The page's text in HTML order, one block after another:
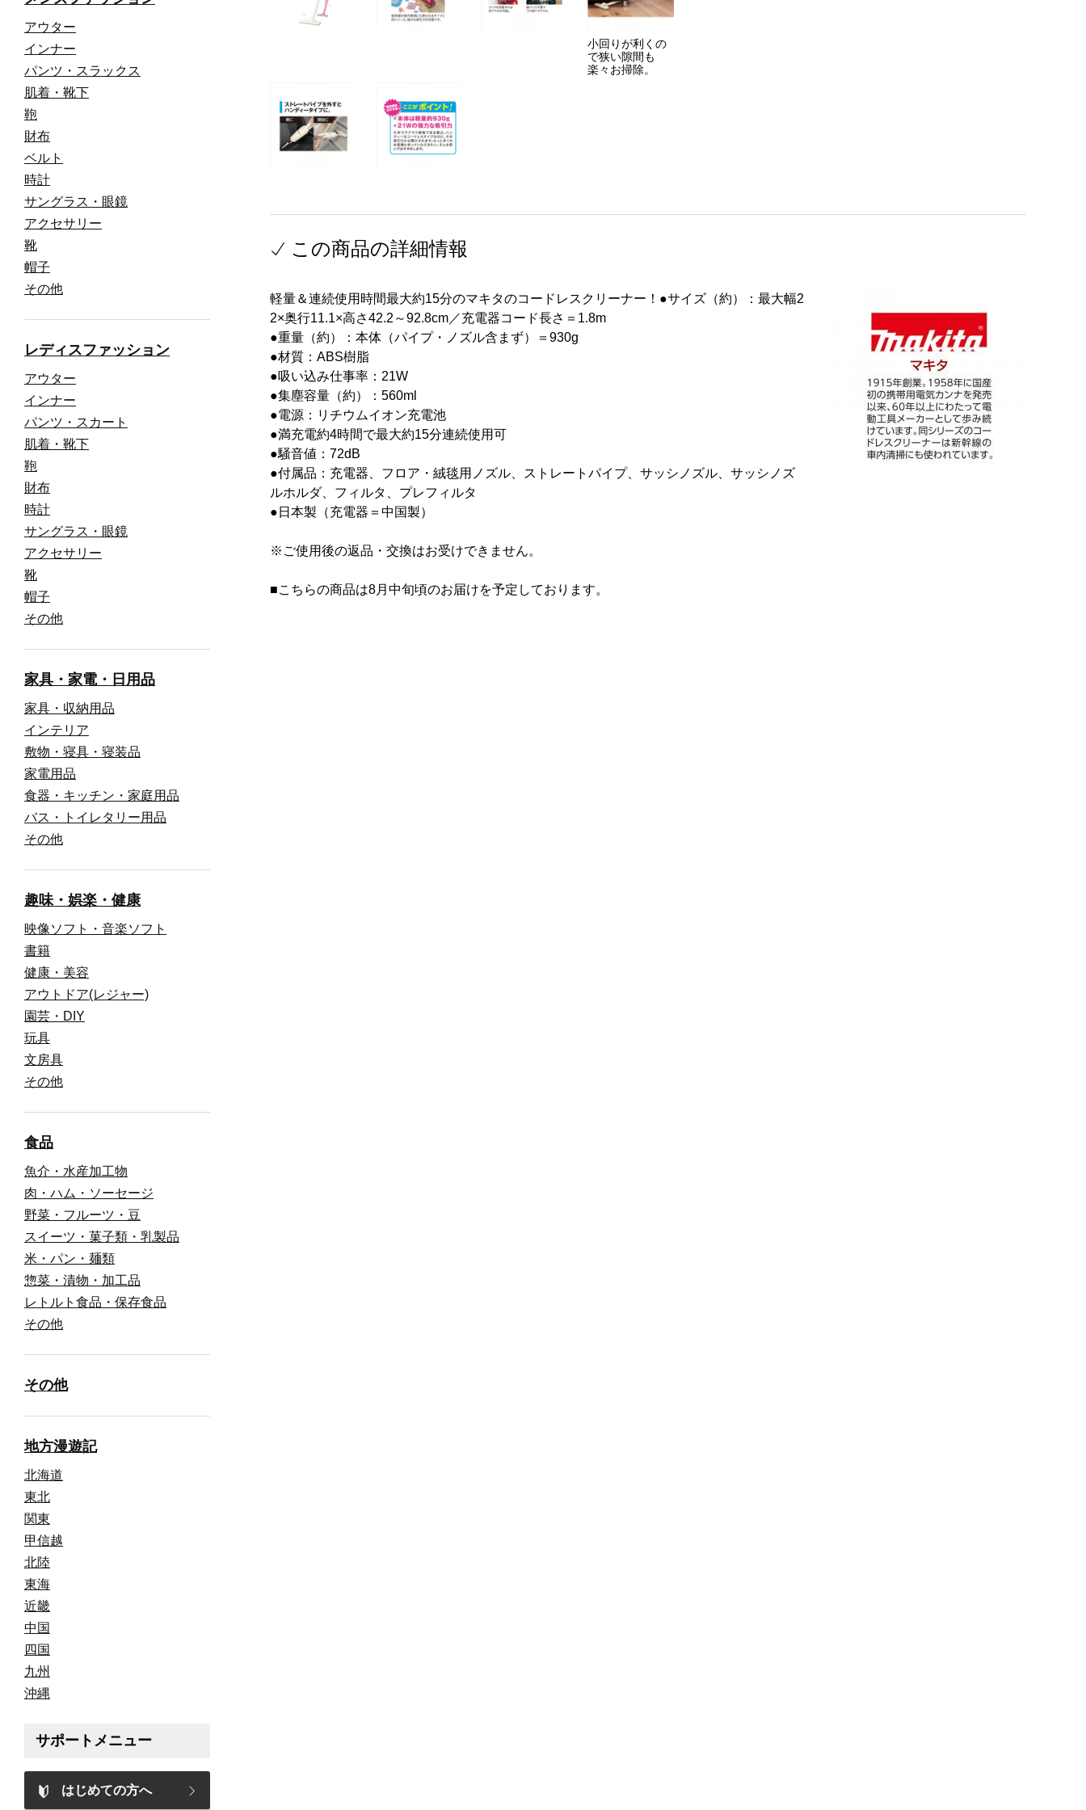
アウター
インナー
パンツ・スラックス
肌着・靴下
鞄
財布
ベルト
時計
サングラス・眼鏡
アクセサリー
靴
帽子
その他
レディスファッション
アウター
インナー
パンツ・スカート
肌着・靴下
鞄
財布
時計
サングラス・眼鏡
アクセサリー
靴
帽子
その他
家具・家電・日用品
家具・収納用品
インテリア
敷物・寝具・寝装品
家電用品
食器・キッチン・家庭用品
バス・トイレタリー用品
その他
趣味・娯楽・健康
映像ソフト・音楽ソフト
書籍
健康・美容
アウトドア(レジャー)
園芸・DIY
玩具
文房具
その他
食品
魚介・水産加工物
肉・ハム・ソーセージ
野菜・フルーツ・豆
スイーツ・菓子類・乳製品
米・パン・麺類
惣菜・漬物・加工品
レトルト食品・保存食品
その他
その他
地方漫遊記
北海道
東北
関東
甲信越
北陸
東海
近畿
中国
四国
九州
沖縄
サポートメニュー
はじめての方へ
小回りが利くの
で狭い隙間も
楽々お掃除。
この商品の詳細情報
軽量＆連続使用時間最大約15分のマキタのコードレスクリーナー！●サイズ（約）：最大幅2
2×奥行11.1×高さ42.2～92.8cm／充電器コード長さ＝1.8m
●重量（約）：本体（パイプ・ノズル含まず）＝930g
●材質：ABS樹脂
●吸い込み仕事率：21W
●集塵容量（約）：560ml
●電源：リチウムイオン充電池
●満充電約4時間で最大約15分連続使用可
●騒音値：72dB
●付属品：充電器、フロア・絨毯用ノズル、ストレートパイプ、サッシノズル、サッシノズ
ルホルダ、フィルタ、プレフィルタ
●日本製（充電器＝中国製）
※ご使用後の返品・交換はお受けできません。
■こちらの商品は8月中旬頃のお届けを予定しております。